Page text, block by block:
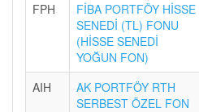
FPH
FİBA PORTFÖY HİSSE
SENEDİ (TL) FONU
(HİSSE SENEDİ
YOĞUN FON)
AIH
AK PORTFÖY RTH
SERBEST ÖZEL FON